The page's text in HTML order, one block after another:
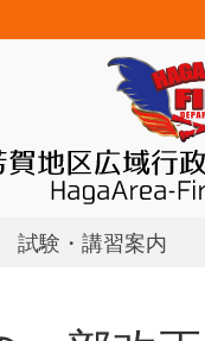
試験・講習案内